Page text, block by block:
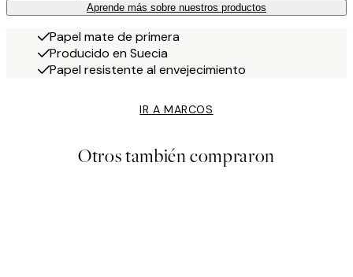
Aprende más sobre nuestros productos
Papel mate de primera
Producido en Suecia
Papel resistente al envejecimiento
IR A MARCOS
Otros también compraron